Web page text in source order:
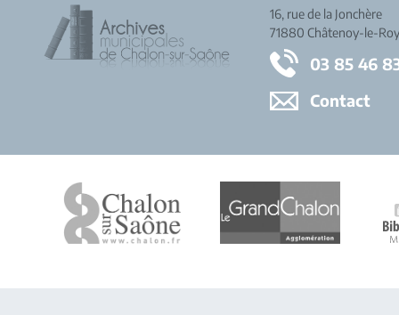
16, rue de la Jonchère
71880 Châtenoy-le-
03 85 46
Contact